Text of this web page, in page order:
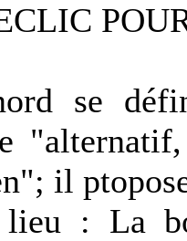
se
il
: La